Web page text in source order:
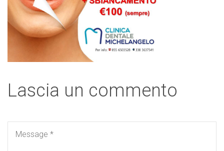
Lascia un commento